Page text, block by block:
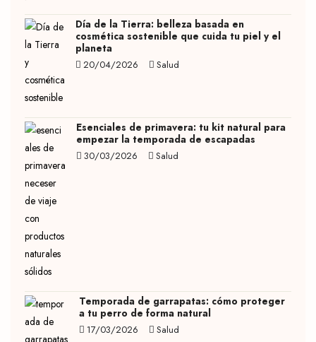
Día de la Tierra: belleza basada en
cosmética sostenible que cuida tu piel y el
planeta
20/04/2026 Salud
Esenciales de primavera: tu kit natural para
empezar la temporada de escapadas
30/03/2026 Salud
Temporada de garrapatas: cómo proteger
a tu perro de forma natural
17/03/2026 Salud